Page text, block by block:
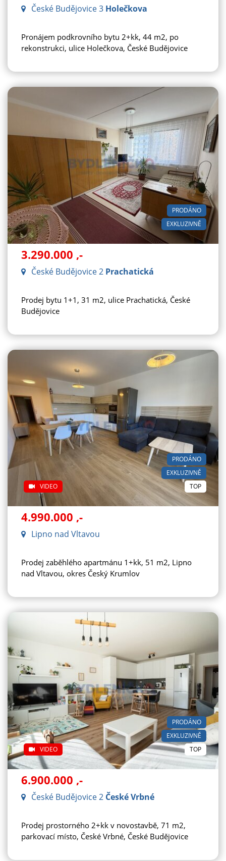
České Budějovice 3 Holečkova
Pronájem podkrovního bytu 2+kk, 44 m2, po
rekonstrukci, ulice Holečkova, České Budějovice
EXKLUZIVNĚ
PRODÁNO
3.290.000 ,-
České Budějovice 2 Prachatická
Prodej bytu 1+1, 31 m2, ulice Prachatická, České
Budějovice
EXKLUZIVNĚ
VIDEO
PRODÁNO
TOP
4.990.000 ,-
Lipno nad Vltavou
Prodej zaběhlého apartmánu 1+kk, 51 m2, Lipno
nad Vltavou, okres Český Krumlov
EXKLUZIVNĚ
VIDEO
PRODÁNO
TOP
6.900.000 ,-
České Budějovice 2 České Vrbné
Prodej prostorného 2+kk v novostavbě, 71 m2,
parkovací místo, České Vrbné, České Budějovice